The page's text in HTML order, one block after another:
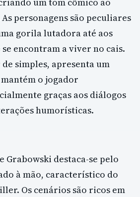
personagens são peculiares
gorila lutadora até aos
se encontram a viver no cais.
simples, apresenta um
o jogador
graças aos diálogos
humorísticas.
Grabowski destaca-se pelo
à mão, característico do
Os cenários são ricos em